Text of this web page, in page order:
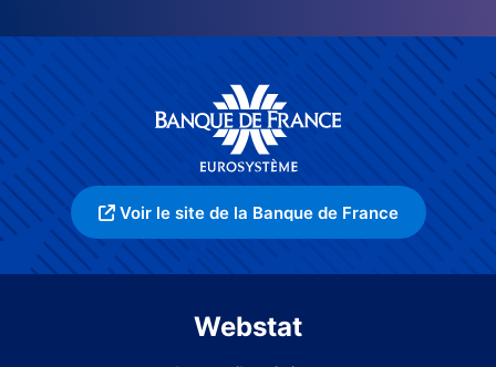
Voir le site de la Banque de France
Webstat